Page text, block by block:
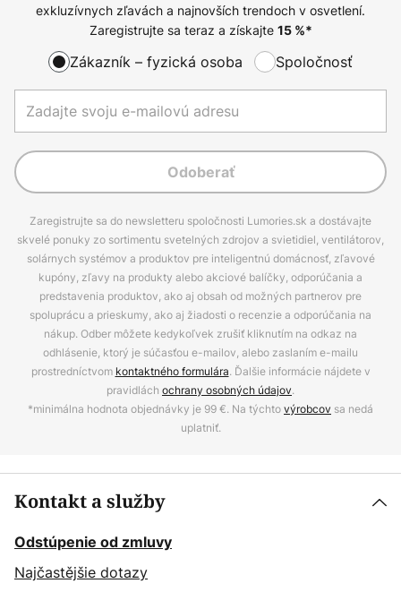
exkluzívnych zľavách a najnovších trendoch v osvetlení.
Zaregistrujte sa teraz a získajte 15%*
Zákazník – fyzická osoba Spoločnosť
Odoberať
Zaregistrujte sa do newsletteru spoločnosti Lumories.sk a dostávajte
skvelé ponuky zo sortimentu svetelných zdrojov a svietidiel, ventilátorov,
solárnych systémov a produktov pre inteligentnú domácnosť, zľavové
kupóny, zľavy na produkty alebo akciové balíčky, odporúčania a
predstavenia produktov, ako aj obsah od možných partnerov pre
spoluprácu a prieskumy, ako aj žiadosti o recenzie a odporúčania na
nákup. Odber môžete kedykoľvek zrušiť kliknutím na odkaz na
odhlásenie, ktorý je súčasťou e-mailov, alebo zaslaním e-mailu
prostredníctvom kontaktného formulára. Ďalšie informácie nájdete v
pravidlách ochrany osobných údajov.
*minimálna hodnota objednávky je 99 €. Na týchtovýrobcov sa nedá
uplatniť.
Kontakt a služby
Odstúpenie od zmluvy
Najčastějšie dotazy